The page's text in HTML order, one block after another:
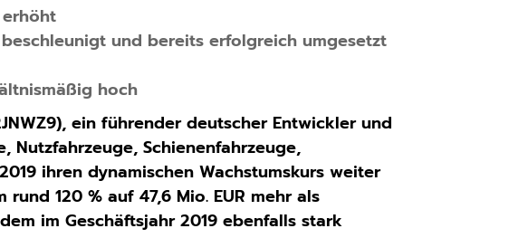
und bereits erfolgreich umgesetzt
hoch
ein führender deutscher Entwickler und
Nutzfahrzeuge, Schienenfahrzeuge,
2019 ihren dynamischen Wachstumskurs weiter
120 % auf 47,6 Mio. EUR mehr als
im Geschäftsjahr 2019 ebenfalls stark